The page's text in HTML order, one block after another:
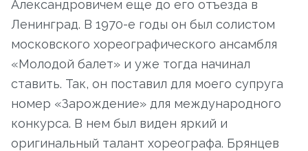
Александровичем еще до его отъезда в
Ленинград. В 1970-е годы он был солистом
московского хореографического ансамбля
«Молодой балет» и уже тогда начинал
ставить. Так, он поставил для моего супруга
номер «Зарождение» для международного
конкурса. В нем был виден яркий и
оригинальный талант хореографа. Брянцев